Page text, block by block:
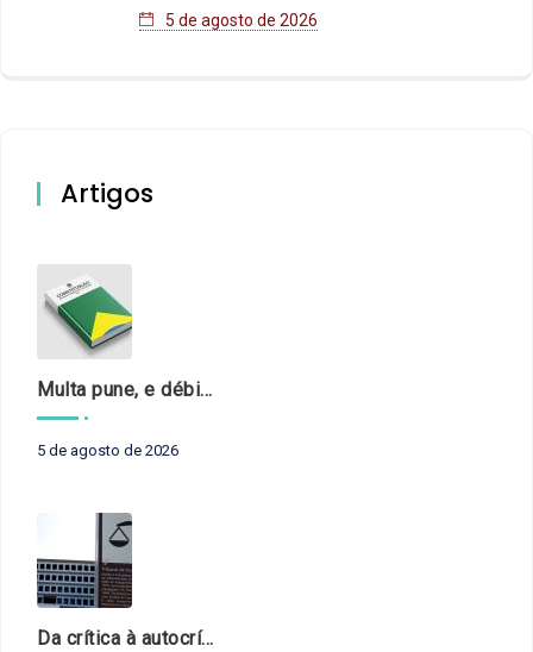
5 de agosto de 2026
Artigos
Multa pune, e débito recompõe. § 3º do art. 71 da Constituição: um problema de legística formal
5 de agosto de 2026
Da crítica à autocrítica: Tribunais de Contas sob um novo olhar?